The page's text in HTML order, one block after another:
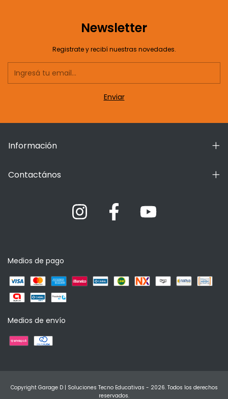
Newsletter
Registrate y recibí nuestras novedades.
Información
Contactános
Medios de pago
Medios de envío
Copyright Garage D | Soluciones Tecno Educativas - 2026. Todos los derechos
reservados.